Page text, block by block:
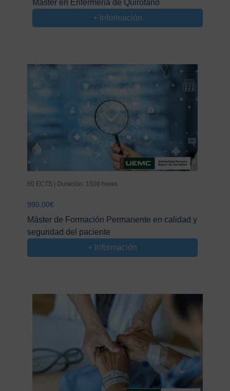
original
975,00€.
actual
es:
575,00€.
Máster en Enfermería de Quirófano
+ Información
60 ECTS | Duración: 1500 horas
990,00€
Máster de Formación Permanente en calidad y
seguridad del paciente
+ Información